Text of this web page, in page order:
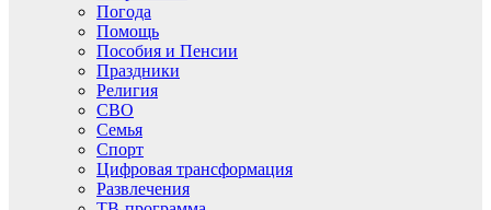
Погода
Помощь
Пособия и Пенсии
Праздники
Религия
СВО
Семья
Спорт
Цифровая трансформация
Развлечения